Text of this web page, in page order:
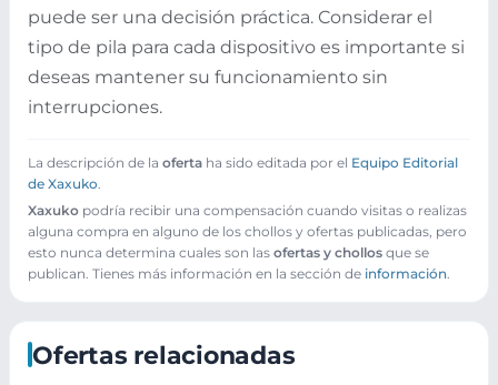
puede ser una decisión práctica. Considerar el
tipo de pila para cada dispositivo es importante si
deseas mantener su funcionamiento sin
interrupciones.
La descripción de la oferta ha sido editada por el Equipo Editorial
de Xaxuko
Xaxuko podría recibir una compensación cuando visitas o realizas
alguna compra en alguno de los chollos y ofertas publicadas, pero
esto nunca determina cuales son las ofertas y chollos que se
publican. Tienes más información en la sección de información
Ofertas relacionadas